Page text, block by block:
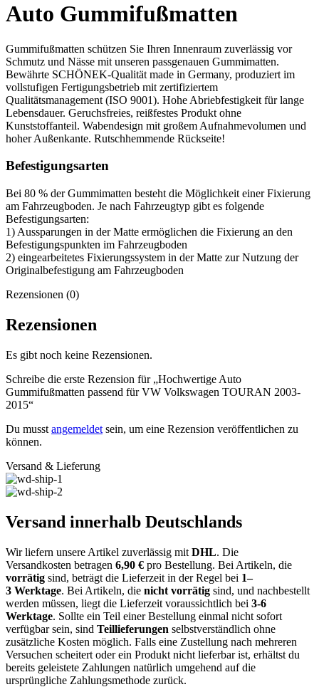
Auto Gummifußmatten
Gummifußmatten schützen Sie Ihren Innenraum zuverlässig vor
Schmutz und Nässe mit unseren passgenauen Gummimatten.
Bewährte SCHÖNEK-Qualität made in Germany, produziert im
vollstufigen Fertigungsbetrieb mit zertifiziertem
Qualitätsmanagement (ISO 9001). Hohe Abriebfestigkeit für lange
Lebensdauer. Geruchsfreies, reißfestes Produkt ohne
Kunststoffanteil. Wabendesign mit großem Aufnahmevolumen und
hoher Außenkante. Rutschhemmende Rückseite!
Befestigungsarten
Bei 80 % der Gummimatten besteht die Möglichkeit einer Fixierung
am Fahrzeugboden. Je nach Fahrzeugtyp gibt es folgende
Befestigungsarten:
1) Aussparungen in der Matte ermöglichen die Fixierung an den
Befestigungspunkten im Fahrzeugboden
2) eingearbeitetes Fixierungssystem in der Matte zur Nutzung der
Originalbefestigung am Fahrzeugboden
Rezensionen (0)
Rezensionen
Es gibt noch keine Rezensionen.
Schreibe die erste Rezension für „Hochwertige Auto
Gummifußmatten passend für VW Volkswagen TOURAN 2003-
2015“
Du musst angemeldet sein, um eine Rezension veröffentlichen zu
können.
Versand & Lieferung
Versand innerhalb Deutschlands
Wir liefern unsere Artikel zuverlässig mit DHL. Die
Versandkosten betragen 6,90 € pro Bestellung. Bei Artikeln, die
vorrätig sind, beträgt die Lieferzeit in der Regel bei 1–
3 Werktage. Bei Artikeln, die nicht vorrätig sind, und nachbestellt
werden müssen, liegt die Lieferzeit voraussichtlich bei 3-6
Werktage. Sollte ein Teil einer Bestellung einmal nicht sofort
verfügbar sein, sind Teillieferungen selbstverständlich ohne
zusätzliche Kosten möglich. Falls eine Zustellung nach mehreren
Versuchen scheitert oder ein Produkt nicht lieferbarist, erhältst du
bereits geleistete Zahlungen natürlich umgehend auf die
ursprüngliche Zahlungsmethode zurück.